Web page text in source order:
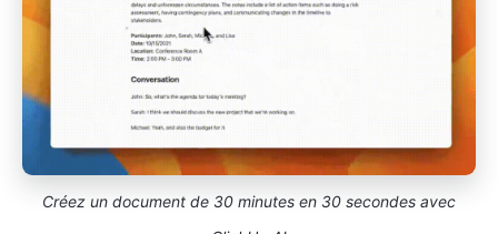
Créez un document de 30 minutes en 30 secondes avec